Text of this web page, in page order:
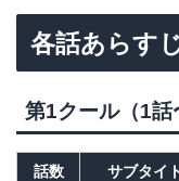
各話あらす
第1クール（1
話数 サブタイ